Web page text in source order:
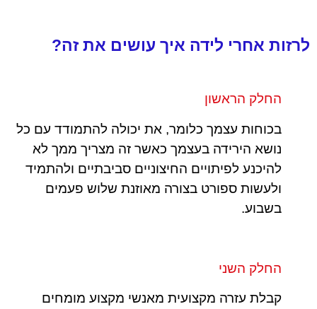
לרזות אחרי לידה איך עושים את זה?
החלק הראשון
בכוחות עצמך כלומר, את יכולה להתמודד עם כל
נושא הירידה בעצמך כאשר זה מצריך ממך לא
להיכנע לפיתויים החיצוניים סביבתיים ולהתמיד
ולעשות ספורט בצורה מאוזנת שלוש פעמים
בשבוע.
החלק השני
קבלת עזרה מקצועית מאנשי מקצוע מומחים